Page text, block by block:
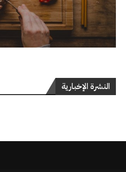
النشرة الإخبارية